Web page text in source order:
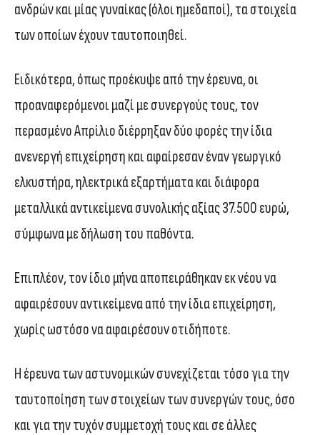
ανδρών και μίας γυναίκας (όλοι ημεδαποί), τα στοιχεία
των οποίων έχουν ταυτοποιηθεί.
Ειδικότερα, όπως προέκυψε από την έρευνα, οι
προαναφερόμενοι μαζί με συνεργούς τους, τον
περασμένο Απρίλιο διέρρηξαν δύο φορές την ίδια
ανενεργή επιχείρηση και αφαίρεσαν έναν γεωργικό
ελκυστήρα, ηλεκτρικά εξαρτήματα και διάφορα
μεταλλικά αντικείμενα συνολικής αξίας 37.500 ευρώ,
σύμφωνα με δήλωση του παθόντα.
Επιπλέον, τον ίδιο μήνα αποπειράθηκαν εκ νέου να
αφαιρέσουν αντικείμενα από την ίδια επιχείρηση,
χωρίς ωστόσο να αφαιρέσουν οτιδήποτε.
Η έρευνα των αστυνομικών συνεχίζεται τόσο για την
ταυτοποίηση των στοιχείων των συνεργών τους, όσο
και για την τυχόν συμμετοχή τους και σε άλλες